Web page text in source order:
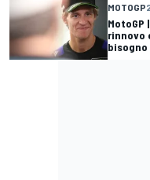
MOTOGP
rinnovo